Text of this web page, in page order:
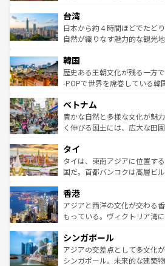
ならではの贅沢な旅のスタイルだ。 なお、新着の
情報はコンテンツ一覧を参照
れるおもてなしの心で訪れる
人々、おいしいローカルフー
ク、伝統的なフラダンスなど
ワイを、存分に味わってほしい。 なお、新着のハワイ
はコンテンツ一覧を参照して
リアリーフや大陸中央部にそ
ク）、タスマニアの美しい原
ど、見どころがたくさん。ま
いる。アクティビティも充実
ビング、ハイキングなど、ア
い。オーストラリアの多彩な
参照してほしい。
台湾
日本から約４時間ほどでたど
自然が織りなす魅力的な観光
ン）、静ひつな山岳地帯であ
と山間の静けさが共存してお
驚きをもたらしてくれる。ま
容にもいいと評判のスイーツ
が味わえる。 なお、新着
照してほしい。
韓国
歴史ある王朝文化が残る一方
-POPで世界を席巻している韓
き、地方に足を延ばせば四季
できる。そして、キムチや焼
まで、さまざまな韓国料理が
リティに包まれながら、韓国
わってみてほしい
覧を参照してほしい。
ベトナム
豊かな自然と多様な文化が魅
く伸びる国土には、広大な田
急速な発展と共に伝統が息づ
ーチミン市のフランス統治時
醸し出している。また、バラ
とつ。フォーやバインミー、
ひ現地で味わいたい。どの地
が旅行者を迎えてくれるので
参照してほしい。
タイ
タイは、東南アジアに位置す
国だ。首都バンコクは高層ビ
の活気が交差している。北部
帯で自然と触れ合い、南部で
いビーチでリゾート気分を楽
激する。気候は一年中温暖で
が待っている。親しみやすい
た文化、そして多様な観光資
香港
アジアと西洋の文化が交わる
もっている。ヴィクトリア湾
み、どこを訪れても感動する
ており、効率よく見どころを
うな絶景から文化的な体験ま
シンガポール
アジアの交差点として多文化
シンガポール。未来的な建築